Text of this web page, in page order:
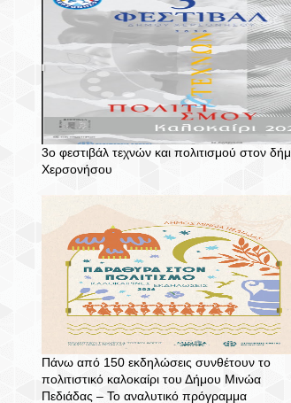
3ο φεστιβάλ τεχνών και πολιτισμού στον
Χερσονήσου
Πάνω από 150 εκδηλώσεις συνθέτουν το
πολιτιστικό καλοκαίρι του Δήμου Μινώα
Πεδιάδας – To αναλυτικό πρόγραμμα